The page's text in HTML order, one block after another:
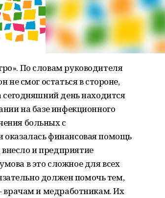
По словам руководителя
смог остаться в стороне,
день находится
на базе инфекционного
больных с
финансовая помощь
и предприятие
в это сложное для всех
должен помочь тем,
врачам и медработникам. Их